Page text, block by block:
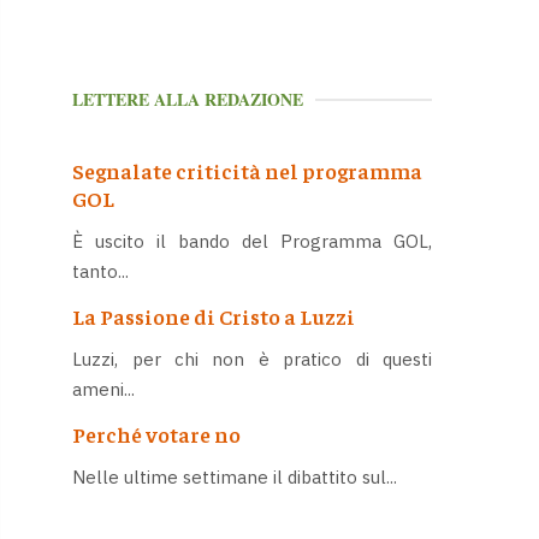
LETTERE ALLA REDAZIONE
Segnalate criticità nel programma
GOL
È uscito il bando del Programma GOL,
tanto...
La Passione di Cristo a Luzzi
Luzzi, per chi non è pratico di questi
ameni...
Perché votare no
Nelle ultime settimane il dibattito sul...